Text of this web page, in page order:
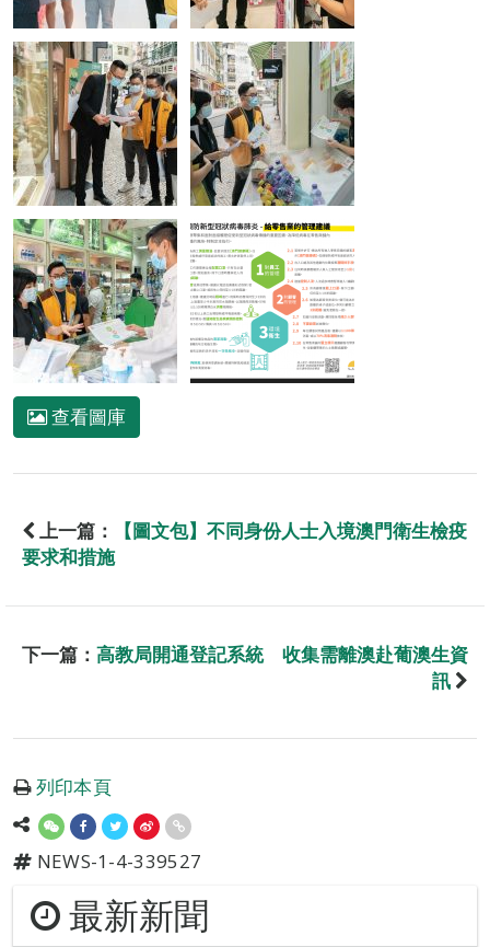
查看圖庫
上一篇：
【圖文包】不同身份人士入境澳門衛生檢疫
要求和措施
下一篇： 高教局開通登記系統 收集需離澳赴葡澳生資
訊
列印本頁
NEWS-1-4-339527
最新新聞